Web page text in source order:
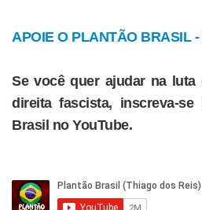
APOIE O PLANTÃO BRASIL
Se você quer ajudar na
direita fascista, inscreva-
Brasil no YouTube.